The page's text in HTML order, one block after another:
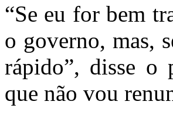
“Se eu for bem
o governo, mas,
rápido”, disse o
que não vou